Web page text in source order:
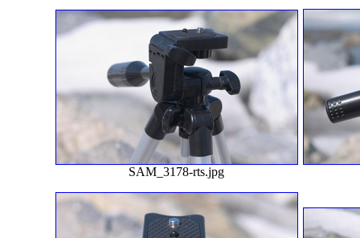
SAM_3178-rts.jpg